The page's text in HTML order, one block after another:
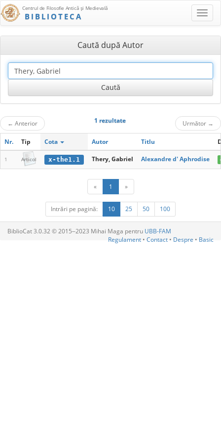
Centrul de Filosofie Antică şi Medievală
BIBLIOTECA
Caută după Autor
← Anterior 1 rezultate Următor →
Nr. Tip Cota Autor Titlu
1 Articol x-the1.1 Thery, Gabriel Alexandre d' Aphrodise
« 1 »
Intrări pe pagină: 10 25 50 100
BiblioCat 3.0.32 © 2015‒2023 Mihai Maga pentru UBB-FAM
Regulament • Contact • Despre • Basic